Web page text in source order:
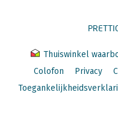
Thuiswinkel
Colofon
Privacy